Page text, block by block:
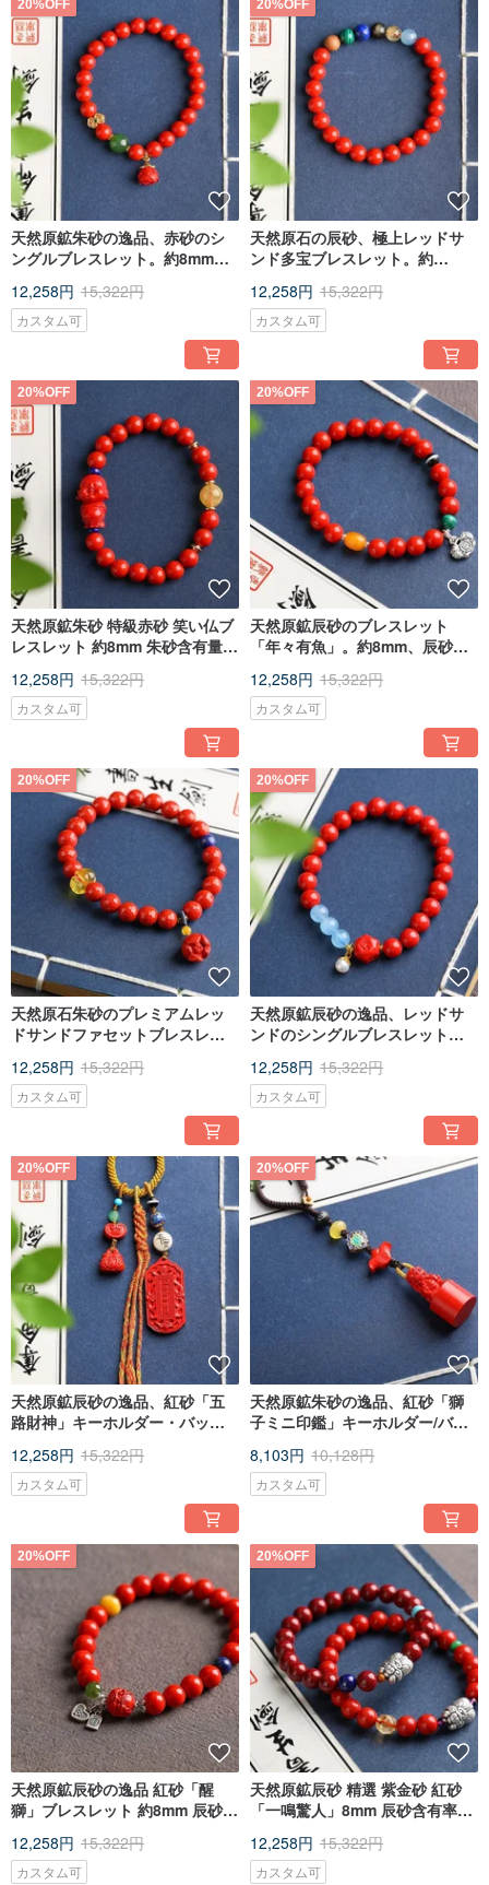
[Traditional craft grinding]
We insist on traditional craftsmanship and refuse to glue, color, and Wax. Most
businesses use machine polishing and beads are glued. The more you wear
the beads, the more ugly they look, which destroys the natural spirituality of
cinnabar and is even harmful to the human body. We do not hesitate to labor
costs. , and sand over and over with sandpaper until the beads have a natural
oily sheen.
[Imperial Red Sand and Amethyst Sand]
We select two kinds of high-quality cinnabar, emperor red sand and amethyst
sand. The emperor red sand has good appearance and color, and the cinnabar
content is as high as 95%. The color of the amethyst sand is purple-red and the
cinnabar crystals sparkle beautifully, and the cinnabar content is as high as
93%. , so that every customer can have high-quality cinnabar jewelry.
[Embroidery jewelry bag]
A hand-embroidered jewelry bag is given as a gift. After receiving it, it can also
be used as a wallet and put lipstick and other small items. You can also leave a
message to note the color you want. If there is no message, the color will be
sent randomly.
20%OFF
天然原鉱朱砂の逸品、赤砂のシ
ングルブレスレット。約8mm。
12,258円 15,322円
カスタム可
20%OFF
天然原石の辰砂、極上レッドサ
ンド多宝ブレスレット。約
12,258円 15,322円
カスタム可
20%OFF
天然原鉱朱砂 特級赤砂 笑い仏ブ
レスレット 約8mm 朱砂含有量
12,258円 15,322円
カスタム可
20%OFF
天然原鉱辰砂のブレスレット
「年々有魚」。約8mm、辰砂含
12,258円 15,322円
カスタム可
20%OFF
天然原石朱砂のプレミアムレッ
ドサンドファセットブレスレッ
以上です。
12,258円 15,322円
カスタム可
20%OFF
天然原鉱辰砂の逸品、レッドサ
ンドのシングルブレスレット。
12,258円 15,322円
カスタム可
20%OFF
天然原鉱辰砂の逸品、紅砂「五
路財神」キーホルダー・バッグ
上。
12,258円 15,322円
カスタム可
20%OFF
天然原鉱朱砂の逸品、紅砂「獅
子ミニ印鑑」キーホルダー/バッ
8,103円 10,128円
カスタム可
20%OFF
天然原鉱辰砂の逸品 紅砂「醒
獅」ブレスレット 約8mm 辰砂含
12,258円 15,322円
カスタム可
20%OFF
天然原鉱辰砂 精選 紫金砂 紅砂
「一鳴驚人」8mm 辰砂含有率
12,258円 15,322円
カスタム可